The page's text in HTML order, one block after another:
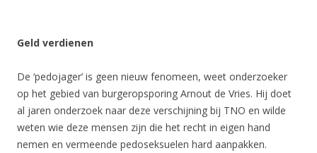
Geld verdienen
De ‘pedojager’ is geen nieuw fenomeen, weet onderzoeker
op het gebied van burgeropsporing Arnout de Vries. Hij doet
al jaren onderzoek naar deze verschijning bij TNO en wilde
weten wie deze mensen zijn die het recht in eigen hand
nemen en vermeende pedoseksuelen hard aanpakken.